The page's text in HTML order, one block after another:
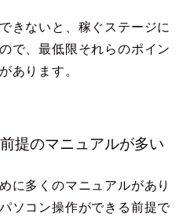
きないと、稼ぐステージに
で、最低限それらのポイン
あります。
提のマニュアルが多い
に多くのマニュアルがあり
ソコン操作ができる前提で